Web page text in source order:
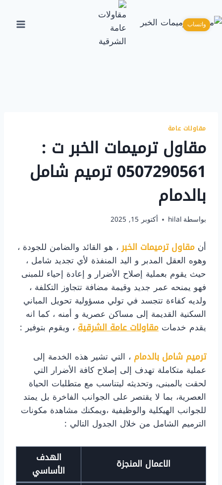
إلى
المحتوى
واتساب
مقاولات عامة
مقاول ترميمات الخبر ت :
0507290561 ترميم شامل
بالدمام
بواسطة hilal أكتوبر 15, 2025
أن مقاول ترميمات الخبر، هو القائد والضامن للجودة ،
وهوه العقل المدبر و اليد المنفذة لأي تجديد شامل ،
حيث يقوم بعملية إصلاح الأضرار و إعادة إحياء للمبنى
فهو يمنحه عمر جديد وقيمة مضافة تتجاوز التكلفة ،
ولديه كفاءة تتجسد في تولي مسؤولية تحويل المباني
السكنية القديمة إلى مساكن عصرية و أمنه ، كما انه
يقدم خدمات مقاولات عامة الشرقية ، ويقوم بتوفير :
ترميم شامل بالدمام ، التي تشير هذه الخدمة إلى
عملية متكاملة تهدف إلى إصلاح كافة الأضرار التي
لحقت بالمبنى، وتحديثه ليتناسب مع متطلبات الحياة
العصرية، بما لا يقتصر على الجوانب الفاخرة بل يمتد
للجوانب الهيكلية والوظيفية ،ويمكنك مشاهدة مكونات
الترميم الشامل من خلال الجدول التالي :
الاعمال المنجزة
الهدف
الأساسي